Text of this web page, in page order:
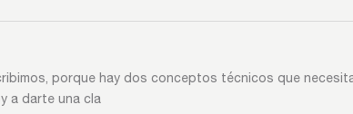
porque hay dos conceptos técnicos que
a darte una cla